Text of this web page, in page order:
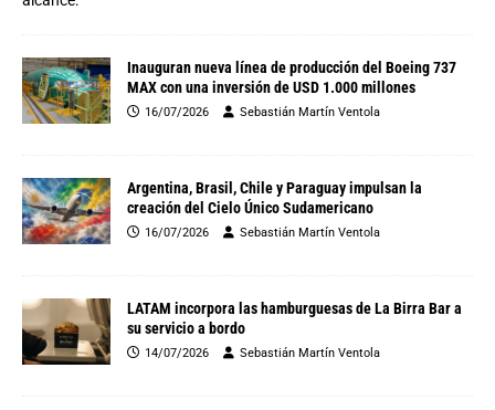
Inauguran nueva línea de producción del Boeing 737
MAX con una inversión de USD 1.000 millones
16/07/2026 Sebastián Martín Ventola
Argentina, Brasil, Chile y Paraguay impulsan la
creación del Cielo Único Sudamericano
16/07/2026 Sebastián Martín Ventola
LATAM incorpora las hamburguesas de La Birra Bar a
su servicio a bordo
14/07/2026 Sebastián Martín Ventola